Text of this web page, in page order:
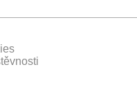
omezena.